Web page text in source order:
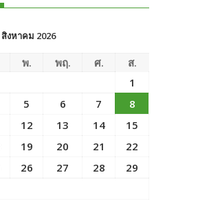
สิงหาคม 2026
พ. พฤ. ศ.
ส.
1
5 6 7
8
12 13 14
15
19 20 21
22
26 27 28
29